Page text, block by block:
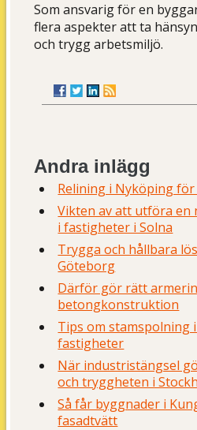
Som ansvarig för en
flera aspekter att ta
och trygg arbetsmiljö.
Andra inlägg
Relining i Nyköping
Vikten av att utföra en
i fastigheter i Solna
Trygga och hållbara
Göteborg
Därför gör rätt
betongkonstruktion
Tips om stamspolning
fastigheter
När industristängsel
och tryggheten i
Så får byggnader i
fasadtvätt